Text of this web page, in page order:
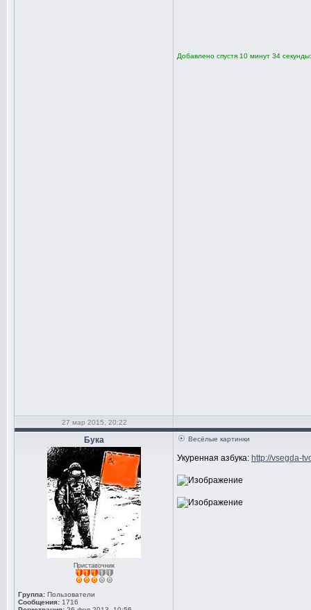
Добавлено спустя 10 минут 34 секунды:
27 мар 2015, 20:22
Бука
Приставочник
Группа: Пользователи
Сообщения: 1716
Весёлые картинки
Укуренная азбука: http://vsegda-